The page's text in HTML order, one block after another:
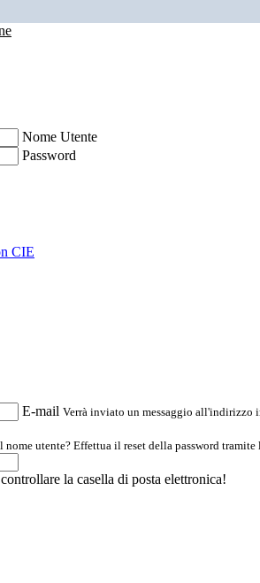
Nome Utente
Password
CIE
E-mail Verrà inviato un messaggio all'indirizzo
nome utente? Effettua il reset della password tramite
la casella di posta elettronica!